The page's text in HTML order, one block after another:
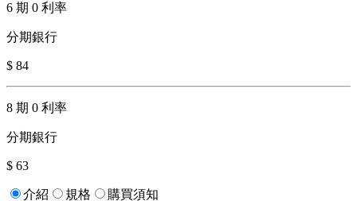
6 期 0 利率
分期銀行
$ 84
8 期 0 利率
分期銀行
$ 63
介紹 規格 購買須知